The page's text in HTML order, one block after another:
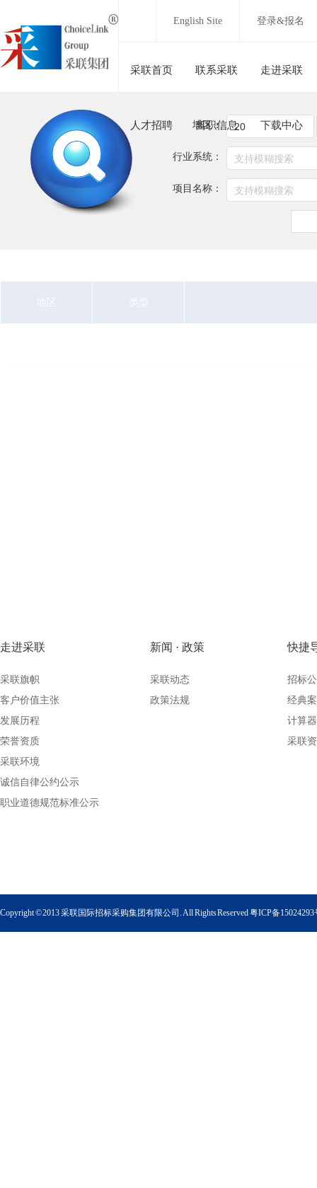
登录&报名
English Site
采联首页 联系采联 走进采联
人才招聘 离职信息 下载中心
地区：
行业系统：
项目名称：
地区 类型
走进采联
采联旗帜
客户价值主张
发展历程
荣誉资质
采联环境
诚信自律公约公示
职业道德规范标准公示
新闻 · 政策
采联动态
政策法规
快捷
招标
经典
计算器
采联
Copyright © 2013 采联国际招标采购集团有限公司. All Rights Reserved粤ICP备15024293